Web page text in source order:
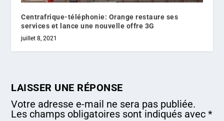
Centrafrique-téléphonie: Orange restaure ses
services et lance une nouvelle offre 3G
juillet 8, 2021
LAISSER UNE RÉPONSE
Votre adresse e-mail ne sera pas publiée.
Les champs obligatoires sont indiqués avec*